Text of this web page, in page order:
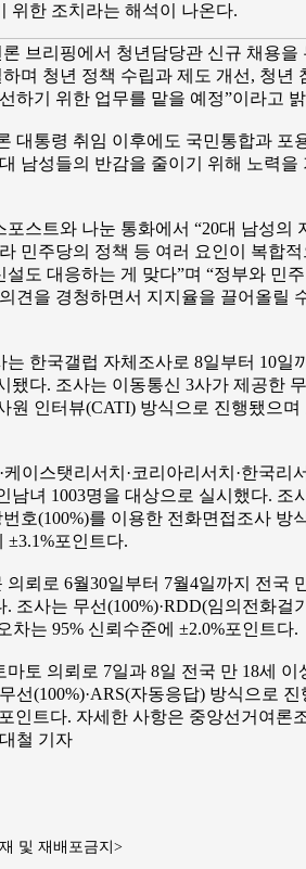
위한 조치라는 해석이 나온다.
브리핑에서 청년담당관 신규 채용을
며 청년 정책 수립과 제도 개선, 청년
하기 위한 업무를 맡을 예정”이라고
대통령 취임 이후에도 국민통합과 포
남성들의 반감을 줄이기 위해 노력을
스트와 나눈 통화에서 “20대 남성의
민주당의 정책 등 여러 요인이 복합
도 대응하는 게 맞다”며 “정부와 민
견을 경청하면서 지지율을 끌어올릴
한국갤럽 자체조사로 8일부터 10일
됐다. 조사는 이동통신 3사가 제공한
원 인터뷰(CATI) 방식으로 진행됐으며
이스탯리서치·코리아리서치·한국리
남녀 1003명을 대상으로 실시했다. 조
호(100%)를 이용한 전화면접조사 방
±3.1%포인트다.
뢰로 6월30일부터 7월4일까지 전국
조사는 무선(100%)·RDD(임의전화걸
차는 95% 신뢰수준에 ±2.0%포인트다.
토 의뢰로 7일과 8일 전국 만 18세 이
선(100%)·ARS(자동응답) 방식으로 진
인트다. 자세한 사항은 중앙선거여론
철 기자
및 재배포금지>